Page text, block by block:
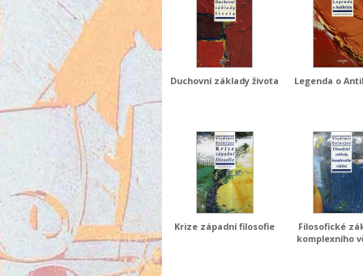
Duchovní základy života Legenda o
Krize západní filosofie
Filosofické
komplexního